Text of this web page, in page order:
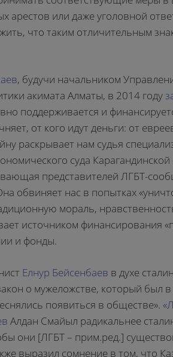
арестов или даже уголовной
что таким отличительным
, будучи начальником
акимата Алматы, в 2014 году
поддерживается и
от кого идут деньги: от
раскрывает нам судья
суда
представителей ЛГБТ-
обвиняет нас в попытках
мораль,
источником финансирования
и фонды.
Елнур Бейсенбаев в духе
о мужеложстве, который был
появиться в обществе».
Алдан Смайыл радикальнее
они [ЛГБТ – прим.ред.]
выразил сомнение в том, что